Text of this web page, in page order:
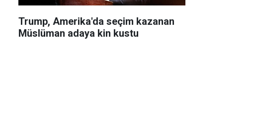
Trump, Amerika'da seçim kazanan
Müslüman adaya kin kustu